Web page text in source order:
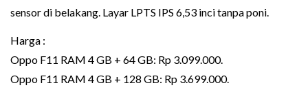
sensor di belakang. Layar LPTS IPS 6,53 inci tanpa poni.
Harga :
Oppo F11 RAM 4 GB + 64 GB: Rp 3.099.000.
Oppo F11 RAM 4 GB + 128 GB: Rp 3.699.000.